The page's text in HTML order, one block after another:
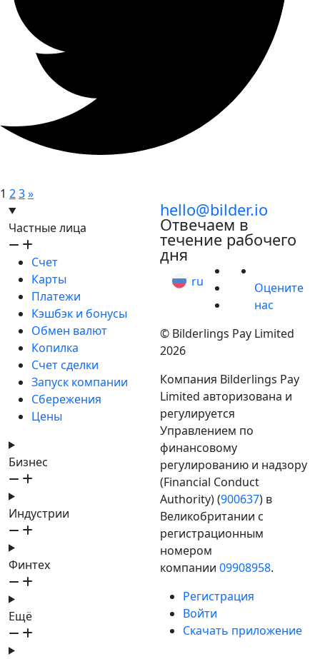
1 23»
Частные лица
Счет
Карты
Платежи
Кэшбэк и бонусы
Обмен валют
Копилка
Счет сделки
Запуск компании
Сбережения
Цены
Бизнес
Индустрии
Финтех
Ещё
hello@bilder.io
Отвечаем в
течение рабочего
дня
ru
Оцените
нас
© Bilderlings Pay Limited
2026
Компания Bilderlings Pay
Limited авторизована и
регулируется
Управлением по
финансовому
регулированию и надзору
(Financial Conduct
Authority) (900637) в
Великобритании с
регистрационным
номером
компании 09908958.
Регистрация
Войти
Скачать приложение